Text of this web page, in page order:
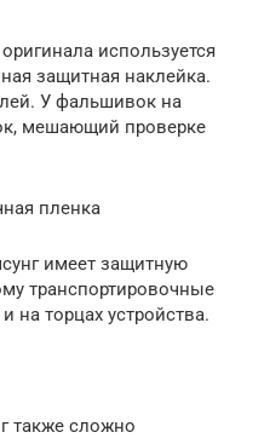
используется
защитная наклейка.
У фальшивок на
мешающий проверке
пленка
имеет защитную
транспортировочные
на торцах устройства.
также сложно